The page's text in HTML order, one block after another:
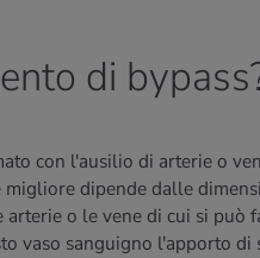
di
con l'ausilio di arterie o
dipende dalle
o le vene di cui si può
vaso sanguigno l'apporto di